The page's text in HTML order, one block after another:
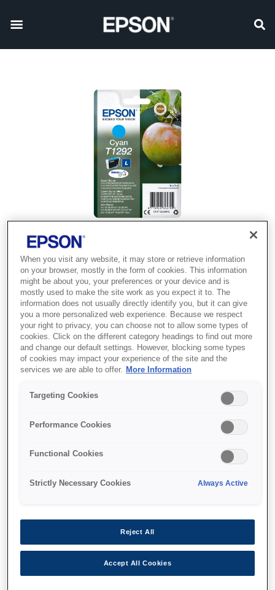
SKU:C13T12924012
Singlepack Cyan T1292
DURABrite Ultra Ink
Де купити
When you visit any website, it may store or retrieve information
on your browser, mostly in the form of cookies. This information
might be about you, your preferences or your device and is
mostly used to make the site work as you expect it to. The
information does not usually directly identify you, but it can give
you a more personalized web experience. Because we respect
your right to privacy, you can choose not to allow some types of
cookies. Click on the different category headings to find out more
and change our default settings. However, blocking some types
of cookies may impact your experience of the site and the
services we are able to offer.
More Information
Targeting Cookies
Performance Cookies
Functional Cookies
Strictly Necessary Cookies Always Active
Reject All
Accept All Cookies